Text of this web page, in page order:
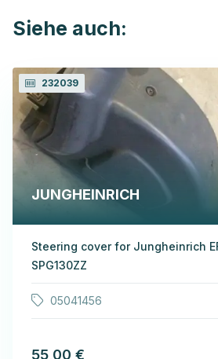
Siehe auch:
232039
JUNGHEINRICH
Steering cover for Jungheinrich
SPG130ZZ
05041456
55,00 €